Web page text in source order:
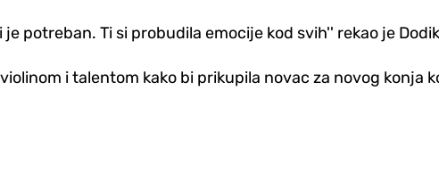
potreban. Ti si probudila emocije kod svih'' rekao je
i talentom kako bi prikupila novac za novog konja